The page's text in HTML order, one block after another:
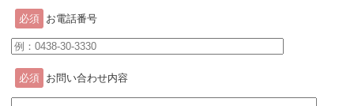
必須 お電話番号
必須 お問い合わせ内容